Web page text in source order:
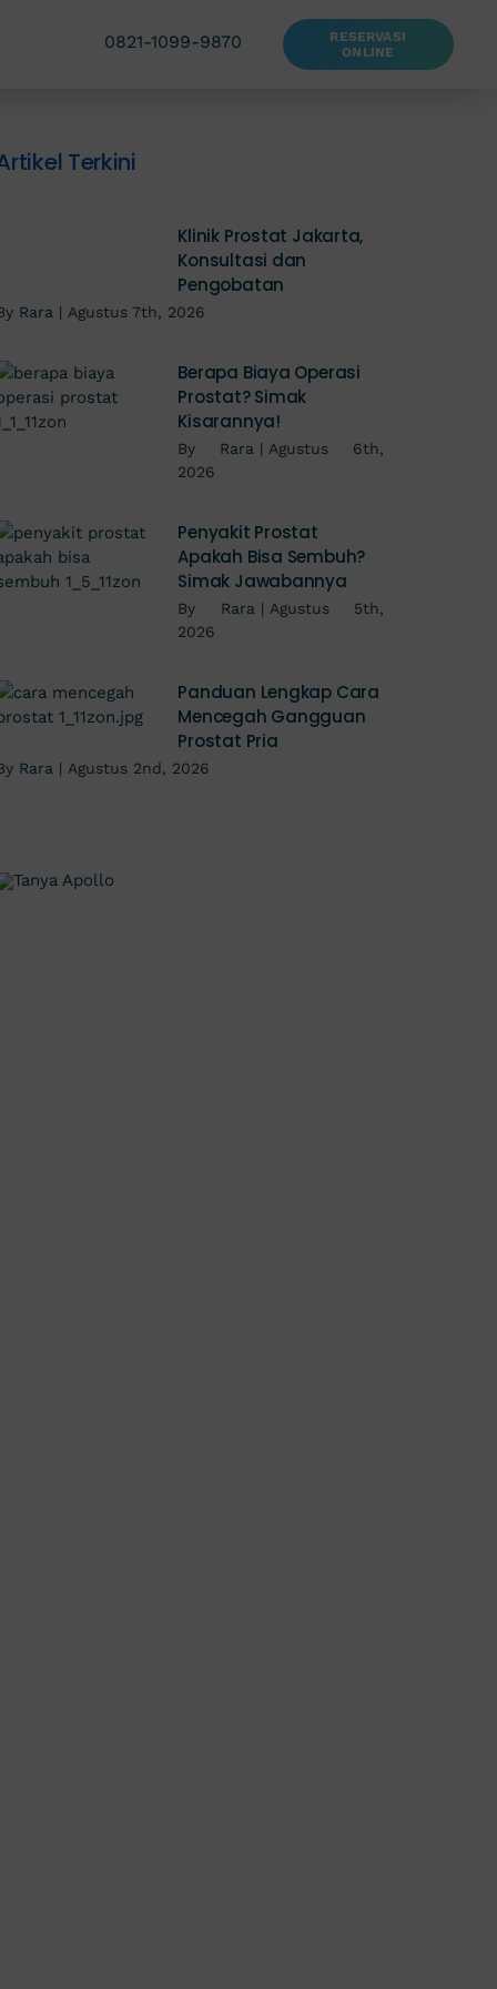
0821-1099-9870
RESERVASI
ONLINE
Terkini
Klinik Prostat Jakarta,
Konsultasi dan
Pengobatan
Rara | Agustus 7th, 2026
Berapa Biaya Operasi
Prostat? Simak
Kisarannya!
By Rara | Agustus 6th,
2026
Penyakit Prostat
Apakah Bisa Sembuh?
Simak Jawabannya
By Rara | Agustus 5th,
2026
Panduan Lengkap Cara
Mencegah Gangguan
Prostat Pria
Rara | Agustus 2nd, 2026